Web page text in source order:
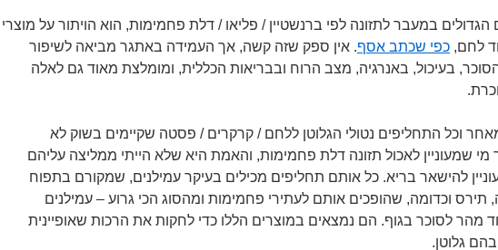
במעבר לתזונה לפי ברנשטיין / פליאו / דלת פחמימות, הוא הויתור על מוצרי
לחם, כפי שכתב אסף. אין ספק שזה קשה, אך העמידה באתגר מביאה לשיפור
בעיכול, באנרגיה, מצב הרוח ובבריאות הכללית, ומומלצת מאוד גם לאלה
וכל התחליפים נטולי הגלוטן ללחם / קרקרים / פסטה שקיימים בשוק לא
מי שמעוניין לאכול תזונה דלת פחמימות, והאמת היא שלא הייתי ממליצה עליהם
להישאר בריא. כל אותם תחליפים מכילים בעיקר עמילנים, שמקורם בתפוח
תירס וכדומה, שהופכים אותם לעתירי פחמימות ומהסוג הכי גרוע – עמילנים
מהר לסוכר בגוף. הם נמצאים במוצרים הללו כדי לחקות את הרכות שאופיינית
גלוטן.